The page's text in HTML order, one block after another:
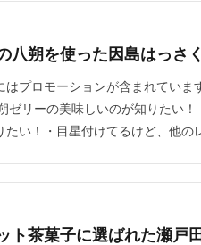
八朔を使った因島はっさ
プロモーションが含まれていま
ゼリーの美味しいのが知りたい！
たい！・目星付けてるけど、他の
ト茶菓子に選ばれた瀬戸